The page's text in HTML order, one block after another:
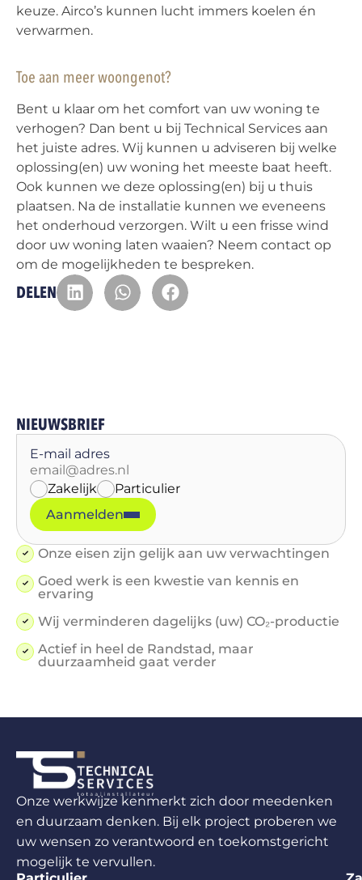
keuze. Airco’s kunnen lucht immers koelen én
verwarmen.
Toe aan meer woongenot?
Bent u klaar om het comfort van uw woning te
verhogen? Dan bent u bij Technical Services aan
het juiste adres. Wij kunnen u adviseren bij welke
oplossing(en) uw woning het meeste baat heeft.
Ook kunnen we deze oplossing(en) bij u thuis
plaatsen. Na de installatie kunnen we eveneens
het onderhoud verzorgen. Wilt u een frisse wind
door uw woning laten waaien? Neem contact op
om de mogelijkheden te bespreken.
DELEN
NIEUWSBRIEF
E-mail adres
Zakelijk
Particulier
Aanmelden
Onze eisen zijn gelijk aan uw verwachtingen
Goed werk is een kwestie van kennis en
ervaring
Wij verminderen dagelijks (uw) CO₂-productie
Actief in heel de Randstad, maar
duurzaamheid gaat verder
Onze werkwijze kenmerkt zich door meedenken
en duurzaam denken. Bij elk project proberen we
uw wensen zo verantwoord en toekomstgericht
mogelijk te vervullen.